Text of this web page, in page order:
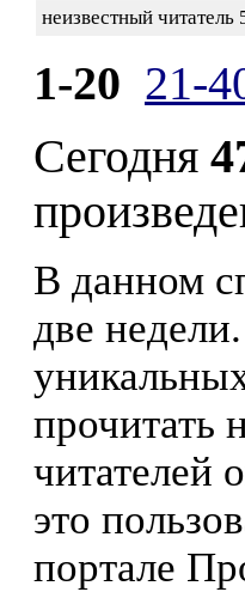
неизвестный читатель
1-20 21-
Сегодня
В данном
две
прочитать
читателей
это
портале